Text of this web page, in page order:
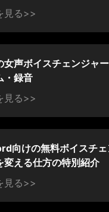
見る>>
女声ボイスチェンジャ
・録音
見る>>
向けの無料ボイスチ
変える仕方の特別紹介
見る>>